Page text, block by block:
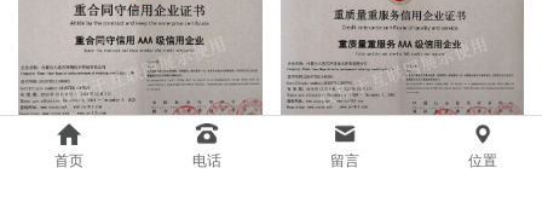
重合同守信用证书 信用企业证书
首页 电话 留言 位置